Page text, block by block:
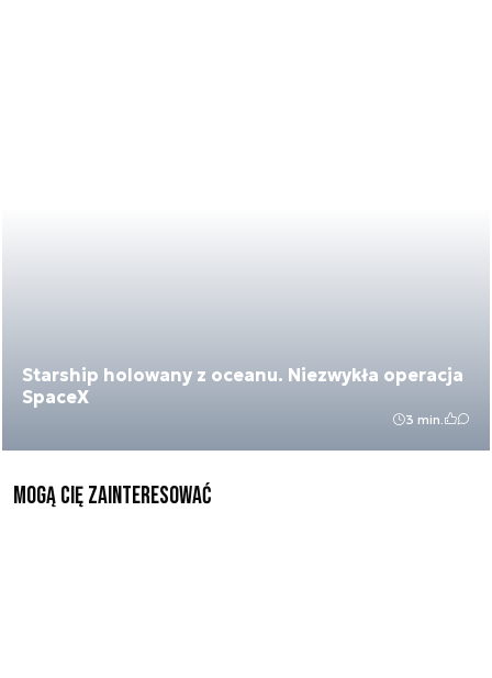
Starship holowany z oceanu. Niezwykła operacja
SpaceX
3 min.
Mogą Cię zainteresować